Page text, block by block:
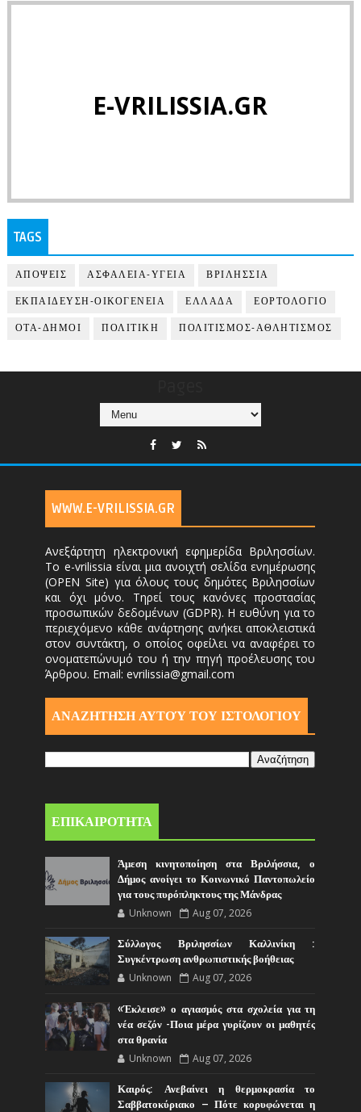
E-VRILISSIA.GR
TAGS
ΑΠΟΨΕΙΣ ΑΣΦΑΛΕΙΑ-ΥΓΕΙΑ ΒΡΙΛΗΣΣΙΑ
ΕΚΠΑΙΔΕΥΣΗ-ΟΙΚΟΓΕΝΕΙΑ ΕΛΛΑΔΑ ΕΟΡΤΟΛΟΓΙΟ
ΟΤΑ-ΔΗΜΟΙ ΠΟΛΙΤΙΚΗ ΠΟΛΙΤΙΣΜΟΣ-ΑΘΛΗΤΙΣΜΟΣ
WWW.E-VRILISSIA.GR
Ανεξάρτητη ηλεκτρονική εφημερίδα Βριλησσίων.
Το e-vrilissia είναι μια ανοιχτή σελίδα ενημέρωσης
(OPEN Site) για όλους τους δημότες Βριλησσίων
και όχι μόνο. Τηρεί τους κανόνες προστασίας
προσωπικών δεδομένων (GDPR). Η ευθύνη για το
περιεχόμενο κάθε ανάρτησης ανήκει αποκλειστικά
στον συντάκτη, ο οποίος οφείλει να αναφέρει το
ονοματεπώνυμό του ή την πηγή προέλευσης του
Άρθρου. Email: evrilissia@gmail.com
ΑΝΑΖΗΤΗΣΗ ΑΥΤΟΎ ΤΟΥ ΙΣΤΟΛΟΓΙΟΥ
ΕΠΙΚΑΙΡΟΤΗΤΑ
Άμεση κινητοποίηση στα Βριλήσσια, ο
Δήμος ανοίγει το Κοινωνικό Παντοπωλείο
για τους πυρόπληκτους της Μάνδρας
Unknown Aug 07, 2026
Σύλλογος Βριλησσίων Καλλινίκη :
Συγκέντρωση ανθρωπιστικής βοήθειας
Unknown Aug 07, 2026
«Έκλεισε» ο αγιασμός στα σχολεία για τη
νέα σεζόν -Ποια μέρα γυρίζουν οι μαθητές
στα θρανία
Unknown Aug 07, 2026
Καιρός: Ανεβαίνει η θερμοκρασία το
Σαββατοκύριακο – Πότε κορυφώνεται η